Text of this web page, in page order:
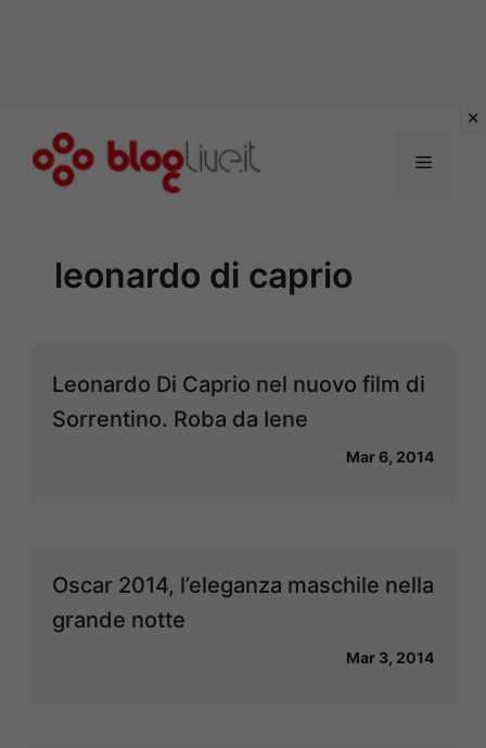
Menu
leonardo di caprio
Leonardo Di Caprio nel nuovo film di
Sorrentino. Roba da Iene
Mar 6, 2014
Oscar 2014, l’eleganza maschile nella
grande notte
Mar 3, 2014